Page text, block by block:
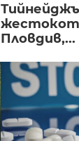
Пловдив,...